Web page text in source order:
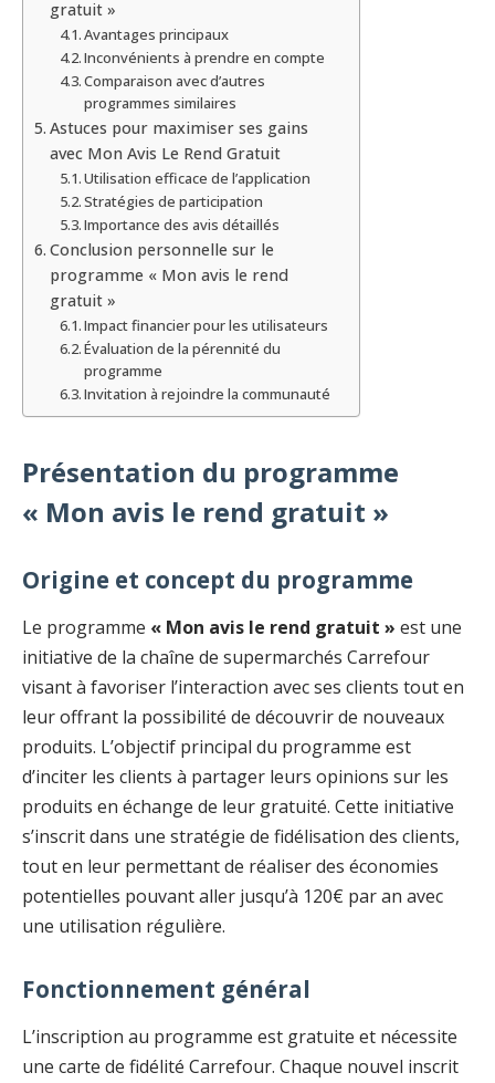
gratuit »
Avantages principaux
Inconvénients à prendre en compte
Comparaison avec d’autres
programmes similaires
Astuces pour maximiser ses gains
avec Mon Avis Le Rend Gratuit
Utilisation efficace de l’application
Stratégies de participation
Importance des avis détaillés
Conclusion personnelle sur le
programme « Mon avis le rend
gratuit »
Impact financier pour les utilisateurs
Évaluation de la pérennité du
programme
Invitation à rejoindre la communauté
Présentation du programme
« Mon avis le rend gratuit »
Origine et concept du programme
Le programme « Mon avis le rend gratuit » est une
initiative de la chaîne de supermarchés Carrefour
visant à favoriser l’interaction avec ses clients tout en
leur offrant la possibilité de découvrir de nouveaux
produits. L’objectif principal du programme est
d’inciter les clients à partager leurs opinions sur les
produits en échange de leur gratuité. Cette initiative
s’inscrit dans une stratégie de fidélisation des clients,
tout en leur permettant de réaliser des économies
potentielles pouvant aller jusqu’à 120€ par an avec
une utilisation régulière.
Fonctionnement général
L’inscription au programme est gratuite et nécessite
une carte de fidélité Carrefour. Chaque nouvel inscrit